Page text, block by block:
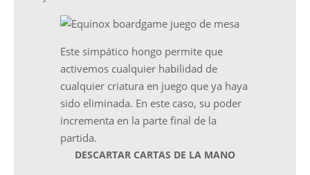
Este simpático hongo permite que
activemos cualquier habilidad de
cualquier criatura en juego que ya haya
sido eliminada. En este caso, su poder
incrementa en la parte final de la
partida.
DESCARTAR CARTAS DE LA MANO